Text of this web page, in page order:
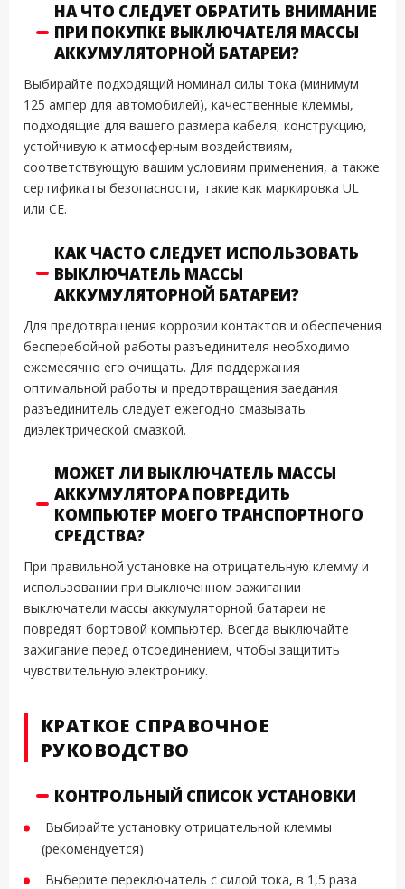
НА ЧТО СЛЕДУЕТ ОБРАТИТЬ ВНИМАНИЕ
ПРИ ПОКУПКЕ ВЫКЛЮЧАТЕЛЯ МАССЫ
АККУМУЛЯТОРНОЙ БАТАРЕИ?
Выбирайте подходящий номинал силы тока (минимум
125 ампер для автомобилей), качественные клеммы,
подходящие для вашего размера кабеля, конструкцию,
устойчивую к атмосферным воздействиям,
соответствующую вашим условиям применения, а также
сертификаты безопасности, такие как маркировка UL
или CE.
КАК ЧАСТО СЛЕДУЕТ ИСПОЛЬЗОВАТЬ
ВЫКЛЮЧАТЕЛЬ МАССЫ
АККУМУЛЯТОРНОЙ БАТАРЕИ?
Для предотвращения коррозии контактов и обеспечения
бесперебойной работы разъединителя необходимо
ежемесячно его очищать. Для поддержания
оптимальной работы и предотвращения заедания
разъединитель следует ежегодно смазывать
диэлектрической смазкой.
МОЖЕТ ЛИ ВЫКЛЮЧАТЕЛЬ МАССЫ
АККУМУЛЯТОРА ПОВРЕДИТЬ
КОМПЬЮТЕР МОЕГО ТРАНСПОРТНОГО
СРЕДСТВА?
При правильной установке на отрицательную клемму и
использовании при выключенном зажигании
выключатели массы аккумуляторной батареи не
повредят бортовой компьютер. Всегда выключайте
зажигание перед отсоединением, чтобы защитить
чувствительную электронику.
КРАТКОЕ СПРАВОЧНОЕ
РУКОВОДСТВО
КОНТРОЛЬНЫЙ СПИСОК УСТАНОВКИ
Выбирайте установку отрицательной клеммы
(рекомендуется)
Выберите переключатель с силой тока, в 1,5 раза